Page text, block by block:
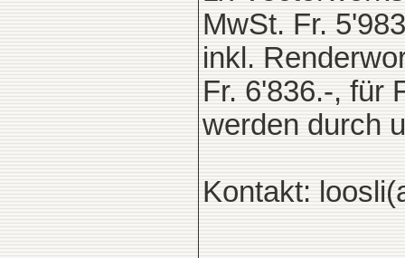
MwSt. Fr.
inkl.
Fr. 6'836.-, für
werden durch
Kontakt: